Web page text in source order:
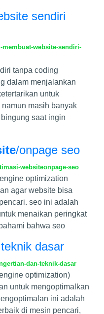
sendiri
website-sendiri-
tanpa coding
dalam menjalankan
untuk
masih banyak
saat ingin
/onpage seo
websiteonpage-seo
optimization
agar website bisa
seo ini adalah
menaikan peringkat
bahwa seo
dasar
dan-teknik-dasar
optimization)
untuk mengoptimalkan
ini adalah
di mesin pencari,